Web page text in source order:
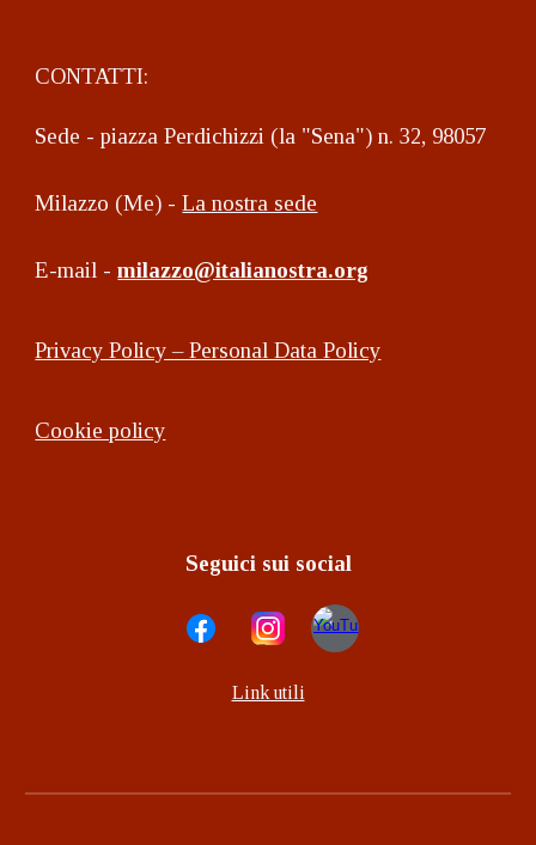
CONTATTI:
Sede - piazza Perdichizzi (la "Sena") n. 32, 98057
Milazzo (Me) -La nostra sede
E-mail -milazzo@italianostra.org
Privacy Policy – Personal Data Policy
Cookie policy
Seguici sui social
Link utili